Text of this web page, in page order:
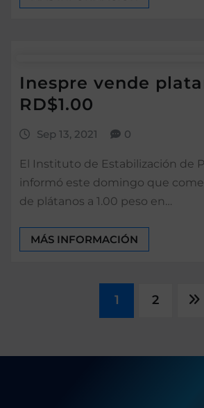
Inespre vende
RD$1.00
Sep 13, 2021 0
El Instituto de Estabilización de
informó este domingo que
de plátanos a 1.00 peso en…
MÁS INFORMACIÓN
Paginación
1 2